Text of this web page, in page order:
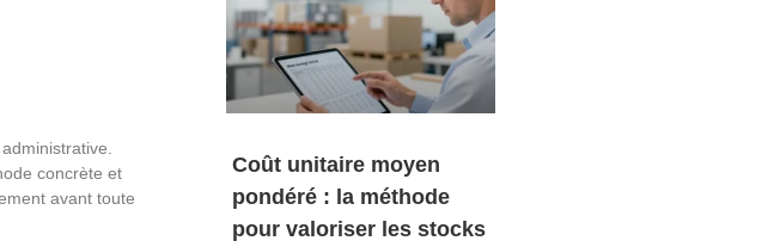
concrète et
avant toute
Coût unitaire moyen
pondéré : la méthode
pour valoriser les stocks